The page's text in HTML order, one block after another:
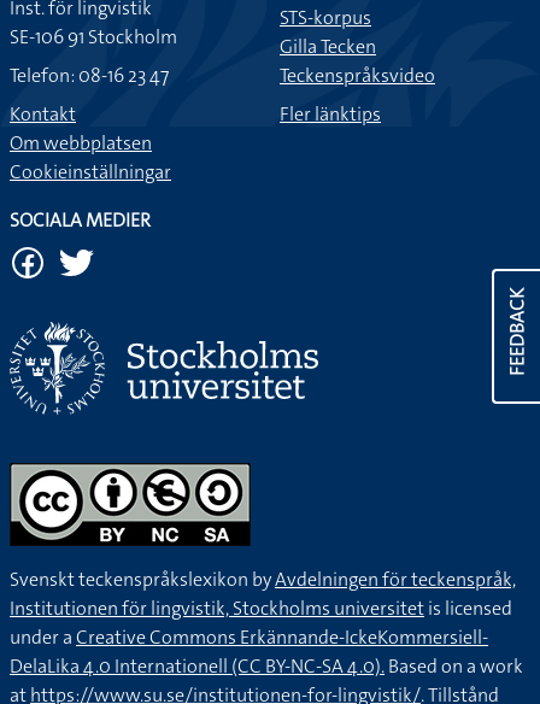
FEEDBACK
Inst. för lingvistik
SE-106 91 Stockholm
Telefon: 08-16 23 47
Kontakt
Om webbplatsen
Cookieinställningar
STS-korpus
Gilla Tecken
Teckenspråksvideo
Fler länktips
SOCIALA MEDIER
Svenskt teckenspråkslexikon byAvdelningen för teckenspråk,
Institutionen för lingvistik, Stockholms universitetis licensed
under aCreative Commons Erkännande-IckeKommersiell-
DelaLika 4.0 Internationell (CC BY-NC-SA 4.0).Based on a work
athttps://www.su.se/institutionen-for-lingvistik/. Tillstånd